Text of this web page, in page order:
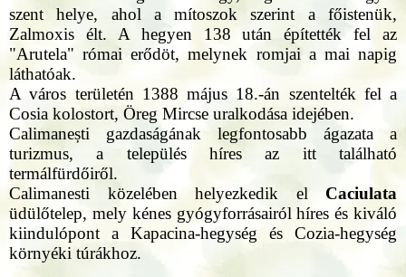
szent helye, ahol a mítoszok szerint a főistenük,
Zalmoxis élt. A hegyen 138 után építették fel az
"Arutela" római erődöt, melynek romjai a mai napig
láthatóak.
A város területén 1388 május 18.-án szentelték fel a
Cosia kolostort, Öreg Mircse uralkodása idejében.
Calimanești gazdaságának legfontosabb ágazata a
turizmus, a település híres az itt található
termálfürdőiről.
Calimanesti közelében helyezkedik el Caciulata
üdülőtelep, mely kénes gyógyforrásairól híres és kiváló
kiindulópont a Kapacina-hegység és Cozia-hegység
környéki túrákhoz.